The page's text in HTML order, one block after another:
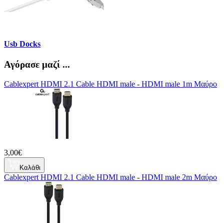
Usb Docks
Αγόρασε μαζί ...
Cablexpert HDMI 2.1 Cable HDMI male - HDMI male 1m Μαύρο
3,00€
Καλάθι
Cablexpert HDMI 2.1 Cable HDMI male - HDMI male 2m Μαύρο